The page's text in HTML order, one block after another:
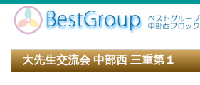
大先生交流会 中部西 三重第１